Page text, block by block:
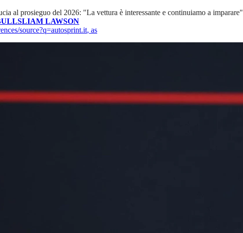
al prosieguo del 2026: "La vettura è interessante e continuiamo a imparare"
LIAM LAWSON
source?q=autosprint.it, as